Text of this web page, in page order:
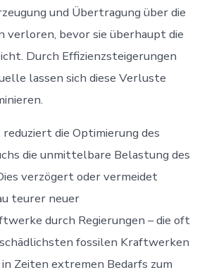
und Übertragung über die
verloren, bevor sie überhaupt die
Durch Effizienzsteigerungen
lassen sich diese Verluste
die Optimierung des
die unmittelbare Belastung des
verzögert oder vermeidet
teurer neuer
durch Regierungen – die oft
fossilen Kraftwerken
Zeiten extremen Bedarfs zum